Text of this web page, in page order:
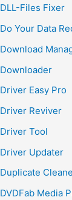
DLL-Files Fixer
Do Your Data
Download
Downloader
Driver Easy Pro
Driver Reviver
Driver Tool
Driver Updater
Duplicate
DVDFab Media